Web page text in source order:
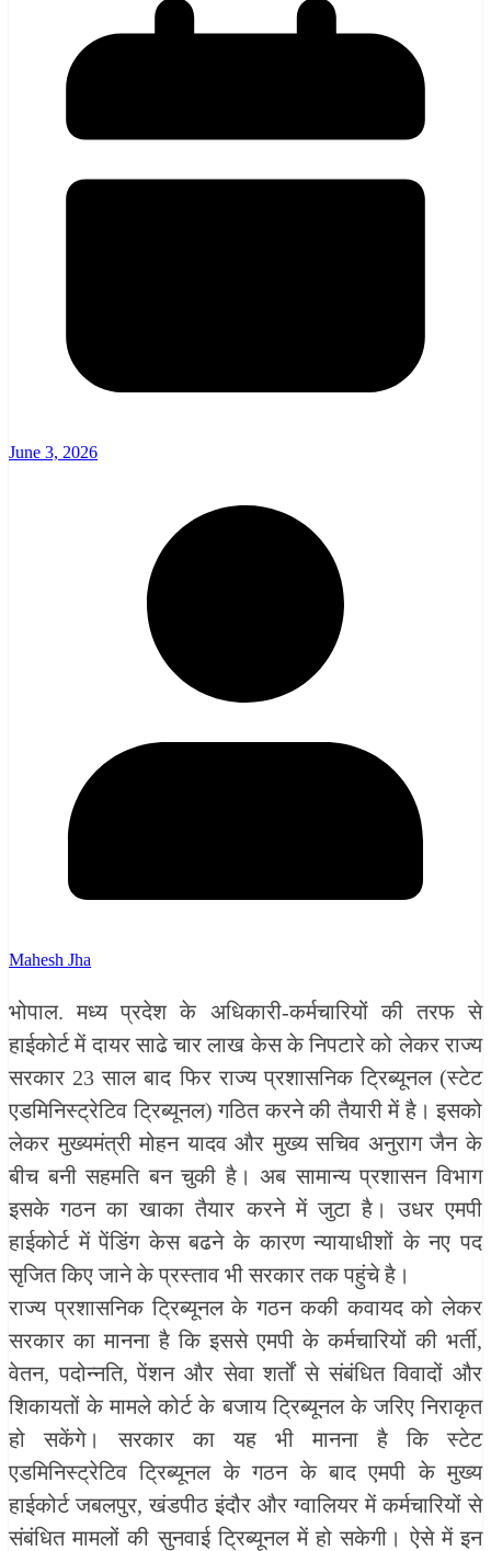
June 3, 2026
Mahesh Jha
भोपाल. मध्य प्रदेश के अधिकारी-कर्मचारियों की तरफ से
हाईकोर्ट में दायर साढे चार लाख केस के निपटारे को लेकर राज्य
सरकार 23 साल बाद फिर राज्य प्रशासनिक ट्रिब्यूनल (स्टेट
एडमिनिस्ट्रेटिव ट्रिब्यूनल) गठित करने की तैयारी में है। इसको
लेकर मुख्यमंत्री मोहन यादव और मुख्य सचिव अनुराग जैन के
बीच बनी सहमति बन चुकी है। अब सामान्य प्रशासन विभाग
इसके गठन का खाका तैयार करने में जुटा है। उधर एमपी
हाईकोर्ट में पेंडिंग केस बढने के कारण न्यायाधीशों के नए पद
सृजित किए जाने के प्रस्ताव भी सरकार तक पहुंचे है।
राज्य प्रशासनिक ट्रिब्यूनल के गठन ककी कवायद को लेकर
सरकार का मानना है कि इससे एमपी के कर्मचारियों की भर्ती,
वेतन, पदोन्नति, पेंशन और सेवा शर्तों से संबंधित विवादों और
शिकायतों के मामले कोर्ट के बजाय ट्रिब्यूनल के जरिए निराकृत
हो सकेंगे। सरकार का यह भी मानना है कि स्टेट
एडमिनिस्ट्रेटिव ट्रिब्यूनल के गठन के बाद एमपी के मुख्य
हाईकोर्ट जबलपुर, खंडपीठ इंदौर और ग्वालियर में कर्मचारियों से
संबंधित मामलों की सुनवाई ट्रिब्यूनल में हो सकेगी। ऐसे में इन